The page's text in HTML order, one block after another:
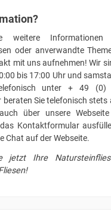
weitere
oder anverwandte
mit uns aufnehmen! Wir
bis 17:00 Uhr und
unter + 49 (0)
beraten Sie telefonisch stets
über unsere
Kontaktformular
Chat auf der Webseite.
jetzt Ihre